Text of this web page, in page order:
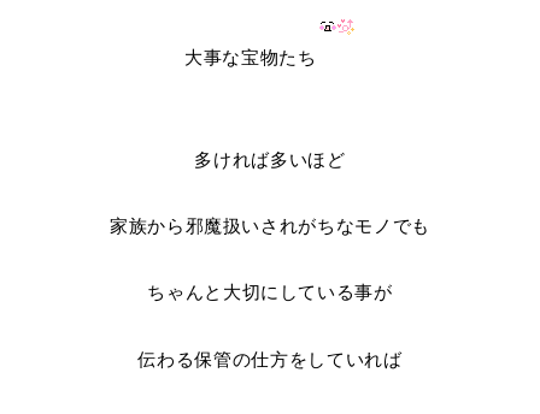
大事な宝物たち
多ければ多いほど
家族から邪魔扱いされがちなモノでも
ちゃんと大切にしている事が
伝わる保管の仕方をしていれば